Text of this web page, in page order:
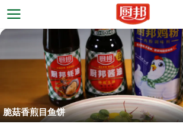
脆菇香煎目鱼饼